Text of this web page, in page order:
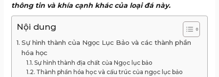
thông tin và khía cạnh khác của loại đá này.
Nội dung
Sự hình thành của Ngọc Lục Bảo và các thành phần
hóa học
Sự hình thành địa chất của Ngọc lục bảo
Thành phần hóa học và cấu trúc của ngọc lục bảo